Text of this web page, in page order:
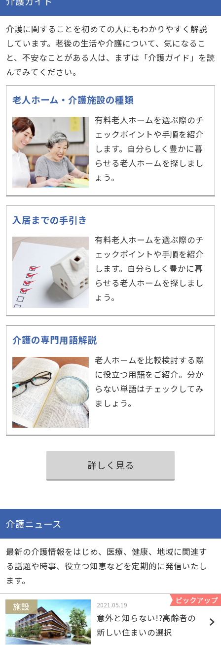
介護に関することを初めての人にもわかりやすく解説
しています。老後の生活や介護について、気になるこ
と、不安なことがある人は、まずは「介護ガイド」を読
んでみてください。
老人ホーム・介護施設の種類
有料老人ホームを選ぶ際のチ
ェックポイントや手順を紹介
します。自分らしく豊かに暮
らせる老人ホームを探しまし
ょう。
入居までの手引き
有料老人ホームを選ぶ際のチ
ェックポイントや手順を紹介
します。自分らしく豊かに暮
らせる老人ホームを探しまし
ょう。
介護の専門用語解説
老人ホームを比較検討する際
に役立つ用語をご紹介。分か
らない単語はチェックしてみ
ましょう。
詳しく見る
介護ニュース
最新の介護情報をはじめ、医療、健康、地域に関連す
る話題や時事、役立つ知恵などを定期的に発信いたし
ます。
2021.05.19
意外と知らない!?高齢者の
新しい住まいの選択